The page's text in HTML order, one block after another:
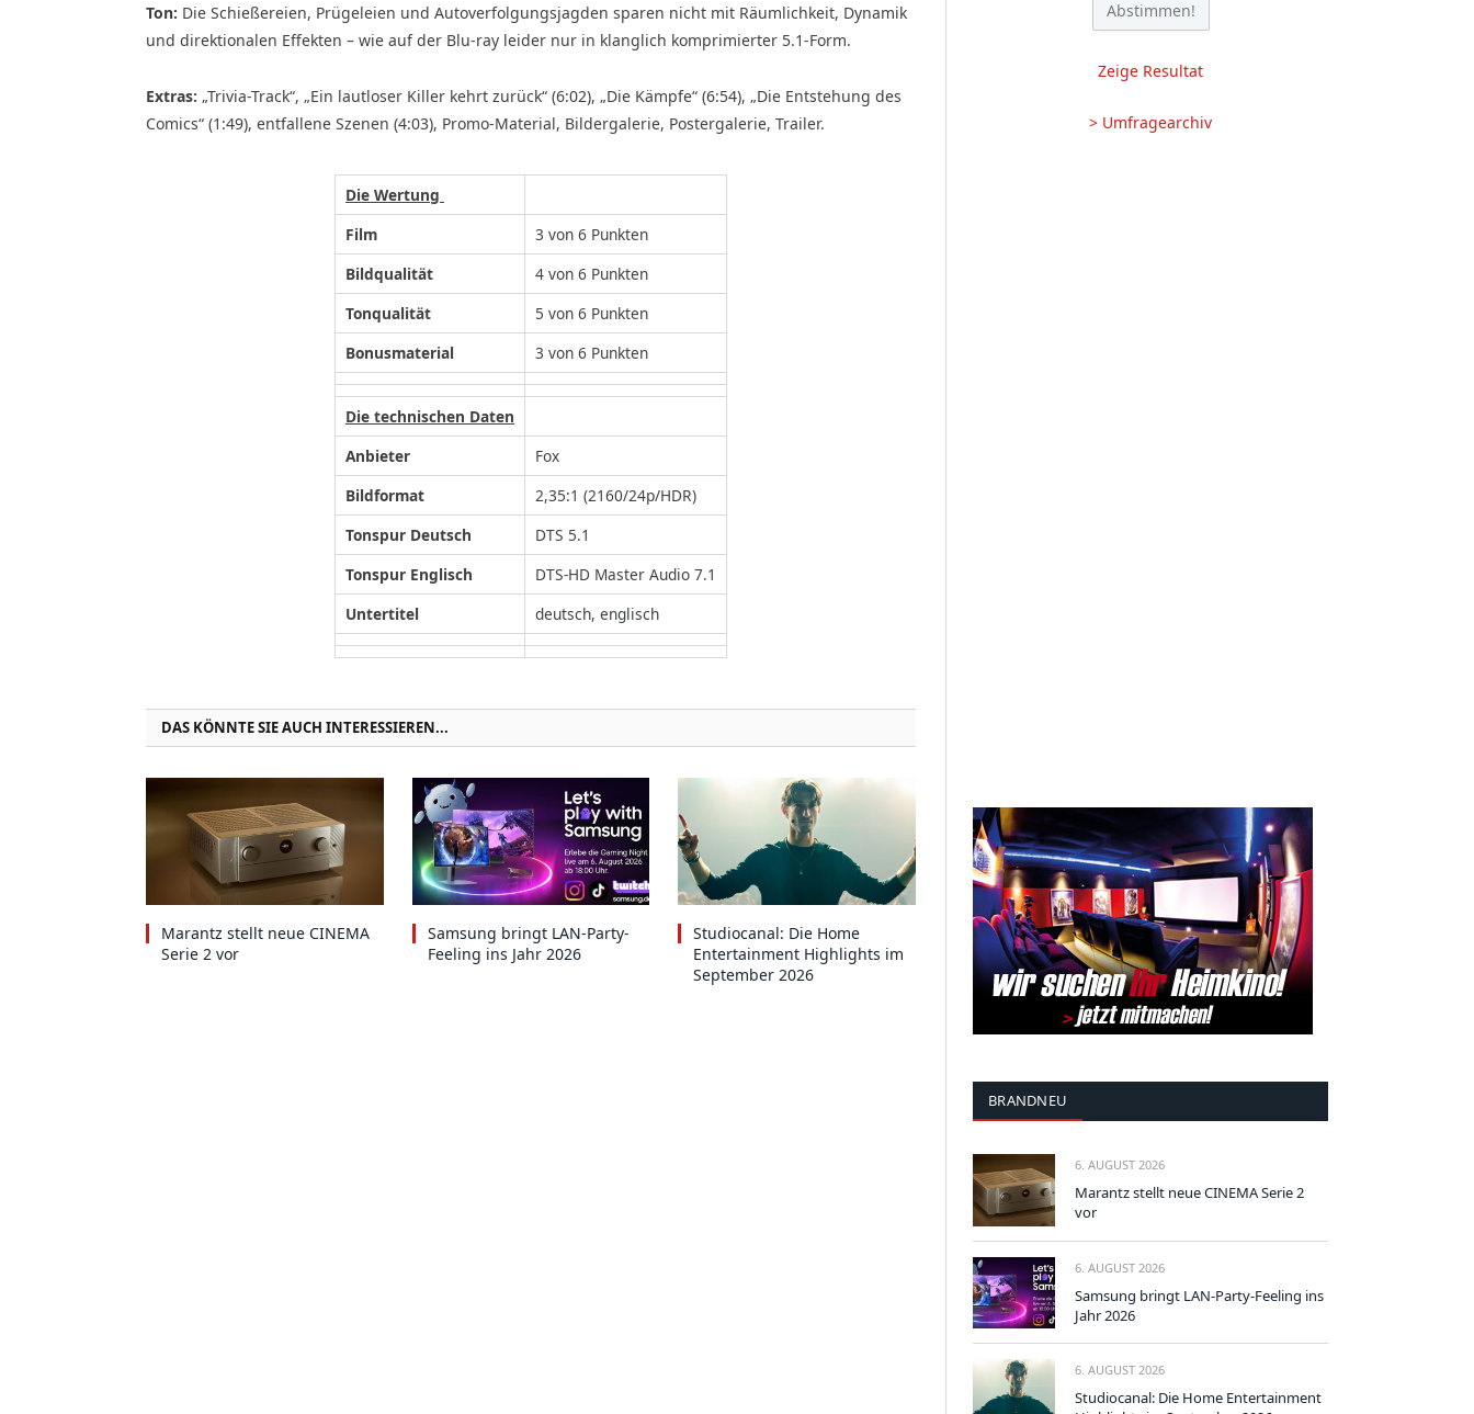
Ton: Die Schießereien, Prügeleien und Autoverfolgungsjagden sparen nicht mit Räumlichkeit, Dynamik
und direktionalen Effekten – wie auf der Blu-ray leider nur in klanglich komprimierter 5.1-Form.
Extras: „Trivia-Track“, „Ein lautloser Killer kehrt zurück“ (6:02), „Die Kämpfe“ (6:54), „Die Entstehung des
Comics“ (1:49), entfallene Szenen (4:03), Promo-Material, Bildergalerie, Postergalerie, Trailer.
Die Wertung
Film
3 von 6 Punkten
Bildqualität
4 von 6 Punkten
Tonqualität
5 von 6 Punkten
Bonusmaterial
3 von 6 Punkten
Die technischen Daten
Anbieter
Fox
Bildformat
2,35:1 (2160/24p/HDR)
Tonspur Deutsch
DTS 5.1
Tonspur Englisch
DTS-HD Master Audio 7.1
Untertitel
deutsch, englisch
DAS KÖNNTE SIE AUCH INTERESSIEREN...
Marantz stellt neue CINEMA
Serie 2 vor
Samsung bringt LAN-Party-
Feeling ins Jahr 2026
Studiocanal: Die Home
Entertainment Highlights im
September 2026
Zeige Resultat
> Umfragearchiv
BRANDNEU
6. AUGUST 2026
Marantz stellt neue CINEMA Serie 2
vor
6. AUGUST 2026
Samsung bringt LAN-Party-Feeling ins
Jahr 2026
6. AUGUST 2026
Studiocanal: Die Home Entertainment